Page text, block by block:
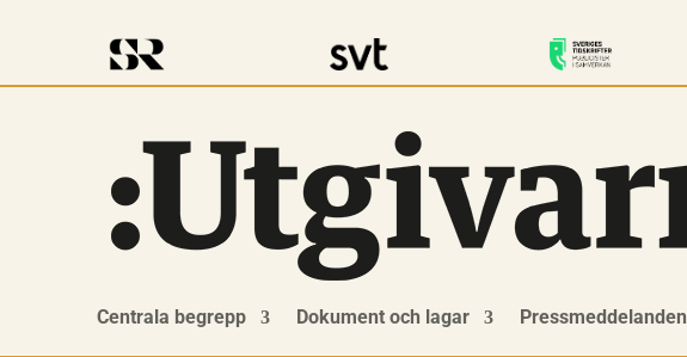
Centrala begrepp Dokument och lagar Pressmeddelanden